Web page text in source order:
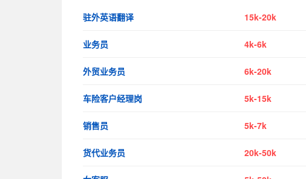
驻外英语翻译 15k-20k
业务员 4k-6k
外贸业务员 6k-20k
车险客户经理岗 5k-15k
销售员 5k-7k
货代业务员 20k-50k